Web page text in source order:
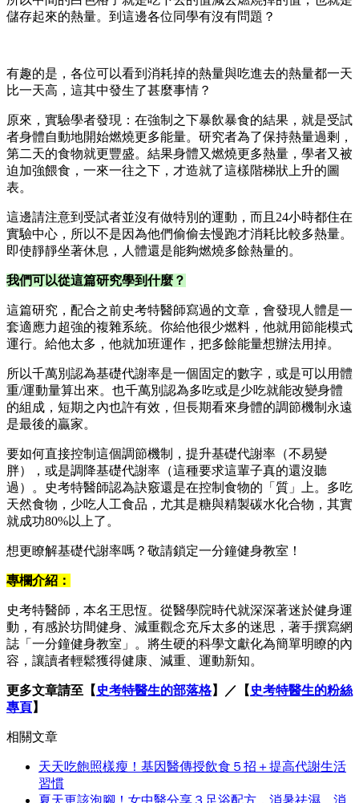
儲存起來的熱量。到這邊各位同學有沒有問題？
有趣的是，各位可以看到消耗掉的熱量與吃進去的熱量都一天
比一天高，這其中發生了甚麼事情？
原來，實驗學者發現：在強制之下暴飲暴食的結果，就是受試
者身體自動地開始燃燒更多能量。研究者為了保持熱量過剩，
第二天的食物就更豐盛。結果身體又燃燒更多熱量，學者又被
迫加強餵食，一來一往之下，才造就了這樣階梯狀上升的圖
表。
這邊請注意到受試者並沒有做特別的運動，而且24小時都住在
實驗中心，所以不是因為他們偷偷去慢跑才消耗比較多熱量。
即使靜靜坐著休息，人體還是能夠燃燒多餘熱量的。
我們可以從這篇研究學到什麼？
這篇研究，配合之前史考特醫師寫過的文章，會發現人體是一
套適應力超強的複雜系統。你給他很少燃料，他就用節能模式
運行。給他太多，他就加班運作，把多餘能量想辦法用掉。
所以千萬別認為基礎代謝率是一個固定的數字，或是可以用體
重/運動量算出來。也千萬別認為多吃或是少吃就能改變身體
的組成，短期之內也許有效，但長期看來身體的調節機制永遠
是最後的贏家。
要如何直接控制這個調節機制，提升基礎代謝率（不易變
胖），或是調降基礎代謝率（這種要求這輩子真的還沒聽
過）。史考特醫師認為訣竅還是在控制食物的「質」上。多吃
天然食物，少吃人工食品，尤其是糖與精製碳水化合物，其實
就成功80%以上了。
想更瞭解基礎代謝率嗎？敬請鎖定一分鐘健身教室！
專欄介紹：
史考特醫師，本名王思恆。從醫學院時代就深深著迷於健身運
動，有感於坊間健身、減重觀念充斥太多的迷思，著手撰寫網
誌「一分鐘健身教室」。將生硬的科學文獻化為簡單明瞭的內
容，讓讀者輕鬆獲得健康、減重、運動新知。
更多文章請至【 史考特醫生的部落格】／【 史考特醫生的粉絲
專頁】
相關文章
天天吃飽照樣瘦！基因醫傳授飲食５招＋提高代謝生活
習慣